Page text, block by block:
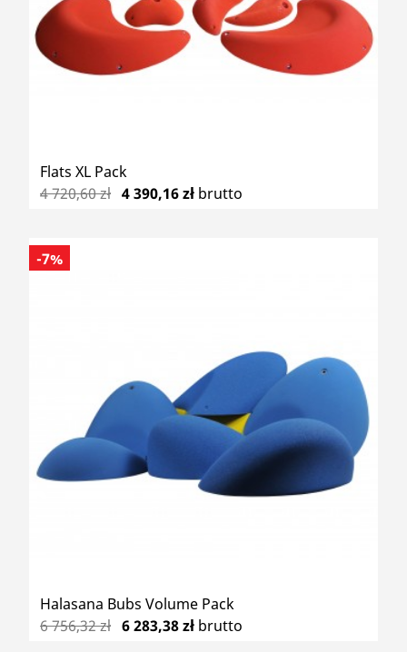
Flats XL Pack
4 720,60 zł 4 390,16 zł brutto
Halasana Bubs Volume Pack
6 756,32 zł 6 283,38 zł brutto
-7%